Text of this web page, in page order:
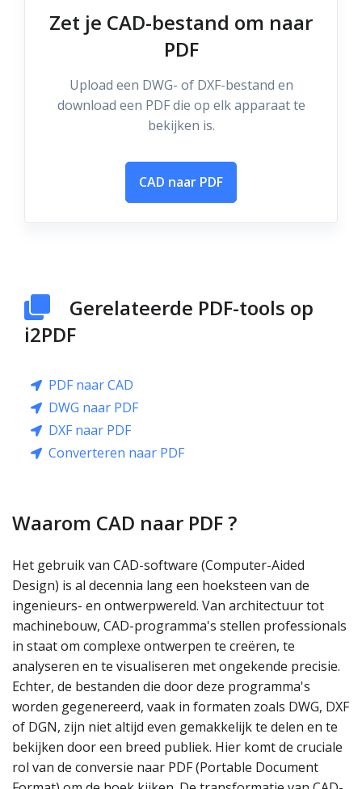
Zet je CAD-bestand om naar
PDF
Upload een DWG- of DXF-bestand en
download een PDF die op elk apparaat te
bekijken is.
CAD naar PDF
Gerelateerde PDF-tools op
i2PDF
PDF naar CAD
DWG naar PDF
DXF naar PDF
Converteren naar PDF
Waarom CAD naar PDF ?
Het gebruik van CAD-software (Computer-Aided
Design) is al decennia lang een hoeksteen van de
ingenieurs- en ontwerpwereld. Van architectuur tot
machinebouw, CAD-programma's stellen professionals
in staat om complexe ontwerpen te creëren, te
analyseren en te visualiseren met ongekende precisie.
Echter, de bestanden die door deze programma's
worden gegenereerd, vaak in formaten zoals DWG, DXF
of DGN, zijn niet altijd even gemakkelijk te delen en te
bekijken door een breed publiek. Hier komt de cruciale
rol van de conversie naar PDF (Portable Document